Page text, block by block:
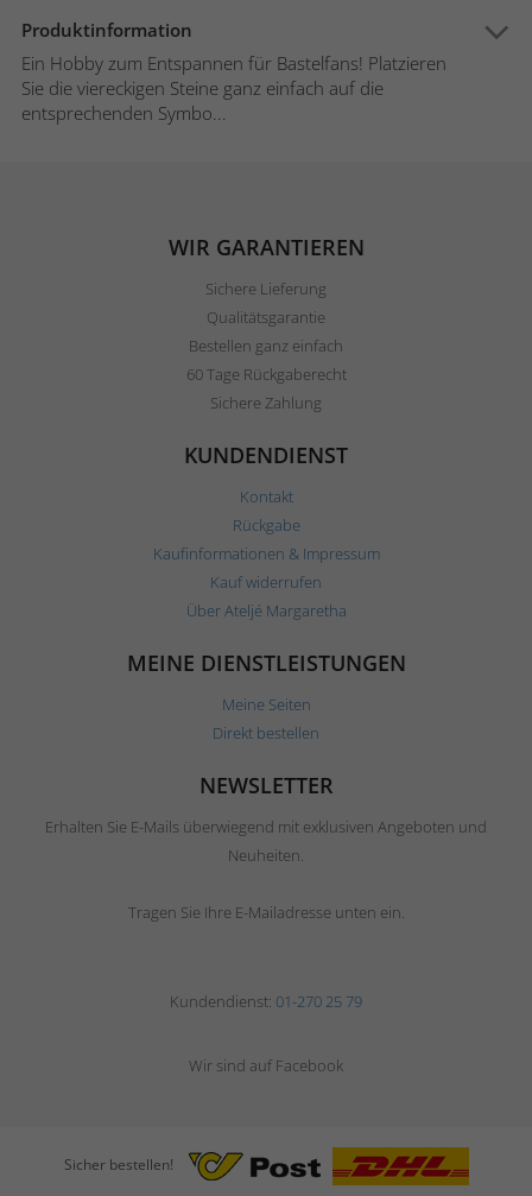
Produktinformation
Ein Hobby zum Entspannen für Bastelfans! Platzieren
Sie die viereckigen Steine ganz einfach auf die
entsprechenden Symbo...
WIR GARANTIEREN
Sichere Lieferung
Qualitätsgarantie
Bestellen ganz einfach
60 Tage Rückgaberecht
Sichere Zahlung
KUNDENDIENST
Kontakt
Rückgabe
Kaufinformationen & Impressum
Kauf widerrufen
Über Ateljé Margaretha
MEINE DIENSTLEISTUNGEN
Meine Seiten
Direkt bestellen
NEWSLETTER
Erhalten Sie E-Mails überwiegend mit exklusiven Angeboten und
Neuheiten.
Tragen Sie Ihre E-Mailadresse unten ein.
Kundendienst: 01-270 25 79
Wir sind auf Facebook
Sicher bestellen!